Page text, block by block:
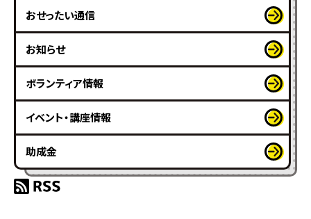
おせったい通信
お知らせ
ボランティア情報
イベント・講座情報
助成金